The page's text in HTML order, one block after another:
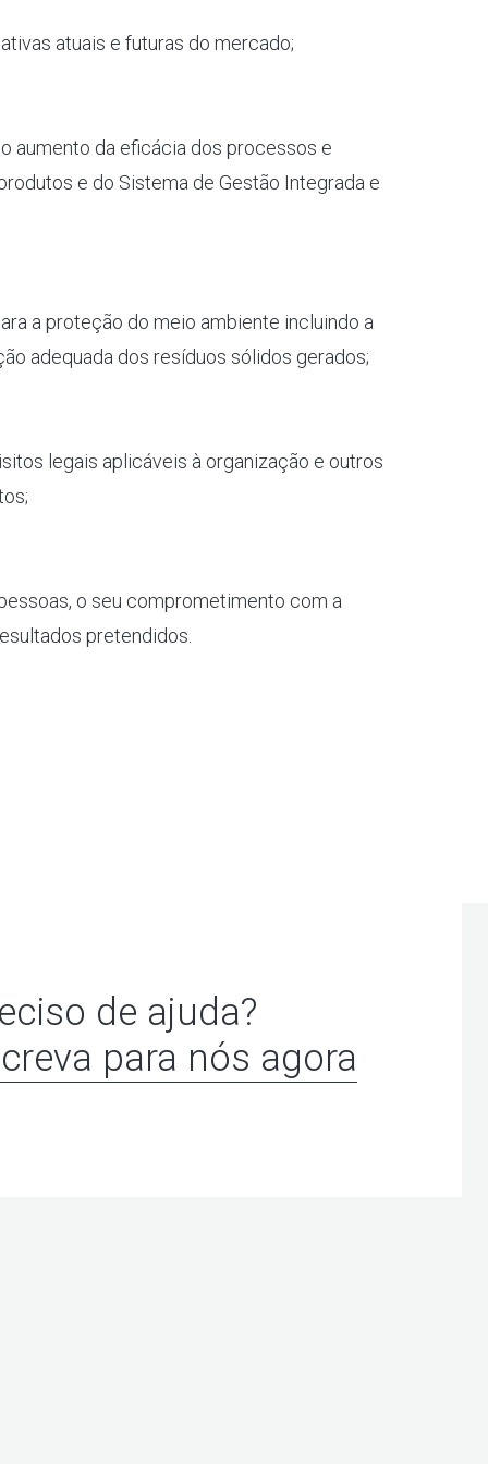
atuais e futuras do mercado;
aumento da eficácia dos processos e
e do Sistema de Gestão Integrada e
a proteção do meio ambiente incluindo a
adequada dos resíduos sólidos gerados;
legais aplicáveis à organização e outros
o seu comprometimento com a
pretendidos.
de ajuda?
para nós agora